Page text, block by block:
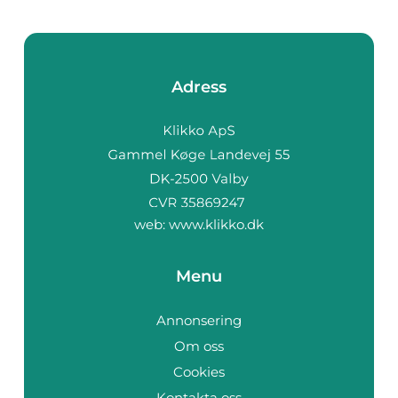
Adress
web: www.klikko.dk
Menu
Annonsering
Om oss
Cookies